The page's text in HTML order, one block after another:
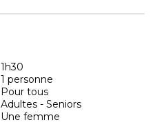
1h30
1 personne
Pour tous
Adultes - Seniors
Une femme